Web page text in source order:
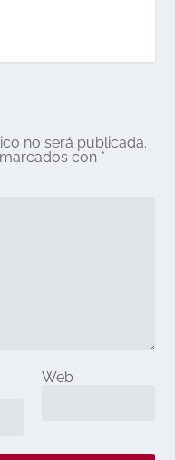
no será publicada.
con *
Web